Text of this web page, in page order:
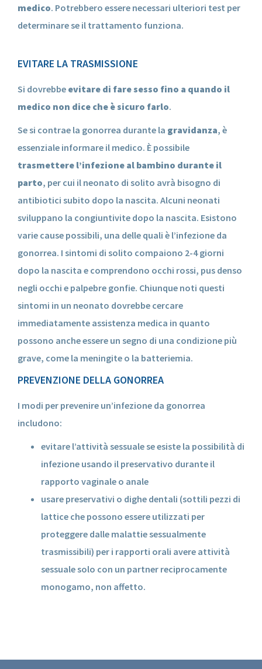
medico. Potrebbero essere necessari ulteriori test per
determinare se il trattamento funziona.
EVITARE LA TRASMISSIONE
Si dovrebbe evitare di fare sesso fino a quando il
medico non dice che è sicuro farlo.
Se si contrae la gonorrea durante la gravidanza, è
essenziale informare il medico. È possibile
trasmettere l’infezione al bambino durante il
parto, per cui il neonato di solito avrà bisogno di
antibiotici subito dopo la nascita. Alcuni neonati
sviluppano la congiuntivite dopo la nascita. Esistono
varie cause possibili, una delle quali è l’infezione da
gonorrea. I sintomi di solito compaiono 2-4 giorni
dopo la nascita e comprendono occhi rossi, pus denso
negli occhi e palpebre gonfie. Chiunque noti questi
sintomi in un neonato dovrebbe cercare
immediatamente assistenza medica in quanto
possono anche essere un segno di una condizione più
grave, come la meningite o la batteriemia.
PREVENZIONE DELLA GONORREA
I modi per prevenire un’infezione da gonorrea
includono:
evitare l’attività sessuale se esiste la possibilità di
infezione usando il preservativo durante il
rapporto vaginale o anale
usare preservativi o dighe dentali (sottili pezzi di
lattice che possono essere utilizzati per
proteggere dalle malattie sessualmente
trasmissibili) per i rapporti orali avere attività
sessuale solo con un partner reciprocamente
monogamo, non affetto.